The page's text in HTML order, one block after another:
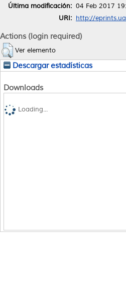
Última modificación: 04 Feb 2017
URI: http://
Actions (login required)
Ver elemento
Descargar estadísticas
Downloads
Loading...